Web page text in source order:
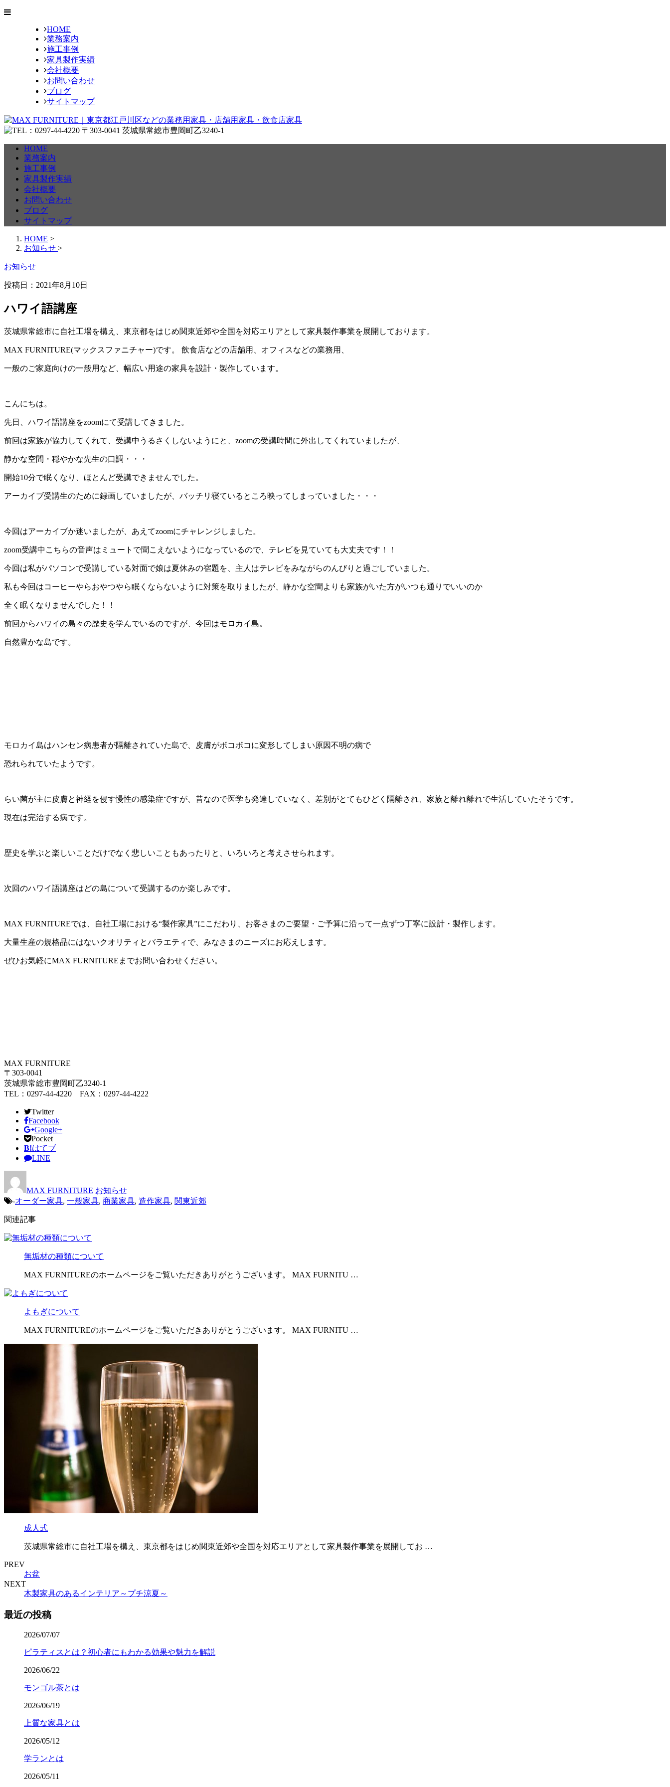
HOME
業務案内
施工事例
家具製作実績
会社概要
お問い合わせ
ブログ
サイトマップ
HOME
業務案内
施工事例
家具製作実績
会社概要
お問い合わせ
ブログ
サイトマップ
HOME >
お知らせ >
お知らせ
投稿日： 2021年8月10日
ハワイ語講座
茨城県常総市に自社工場を構え、東京都をはじめ関東近郊や全国を対応エリアとして家具製作事業を展開しております。
MAX FURNITURE(マックスファニチャー)です。 飲食店などの店舗用、オフィスなどの業務用、
一般のご家庭向けの一般用など、幅広い用途の家具を設計・製作しています。
こんにちは。
先日、ハワイ語講座をzoomにて受講してきました。
前回は家族が協力してくれて、受講中うるさくしないようにと、zoomの受講時間に外出してくれていましたが、
静かな空間・穏やかな先生の口調・・・
開始10分で眠くなり、ほとんど受講できませんでした。
アーカイブ受講生のために録画していましたが、バッチリ寝ているところ映ってしまっていました・・・
今回はアーカイブか迷いましたが、あえてzoomにチャレンジしました。
zoom受講中こちらの音声はミュートで聞こえないようになっているので、テレビを見ていても大丈夫です！！
今回は私がパソコンで受講している対面で娘は夏休みの宿題を、主人はテレビをみながらのんびりと過ごしていました。
私も今回はコーヒーやらおやつやら眠くならないように対策を取りましたが、静かな空間よりも家族がいた方がいつも通りでいいのか
全く眠くなりませんでした！！
前回からハワイの島々の歴史を学んでいるのですが、今回はモロカイ島。
自然豊かな島です。
モロカイ島はハンセン病患者が隔離されていた島で、皮膚がボコボコに変形してしまい原因不明の病で
恐れられていたようです。
らい菌が主に皮膚と神経を侵す慢性の感染症ですが、昔なので医学も発達していなく、差別がとてもひどく隔離され、家族と離れ離れで生活していたそうです。
現在は完治する病です。
歴史を学ぶと楽しいことだけでなく悲しいこともあったりと、いろいろと考えさせられます。
次回のハワイ語講座はどの島について受講するのか楽しみです。
MAX FURNITUREでは、自社工場における“製作家具”にこだわり、お客さまのご要望・ご予算に沿って一点ずつ丁寧に設計・製作します。
大量生産の規格品にはないクオリティとバラエティで、みなさまのニーズにお応えします。
ぜひお気軽にMAX FURNITUREまでお問い合わせください。
MAX FURNITURE
〒303-0041
茨城県常総市豊岡町乙3240-1
TEL：0297-44-4220 FAX：0297-44-4222
Twitter
Facebook
Google+
Pocket
B!はてブ
LINE
MAX FURNITURE お知らせ
-オーダー家具, 一般家具, 商業家具, 造作家具, 関東近郊
関連記事
無垢材の種類について
MAX FURNITUREのホームページをご覧いただきありがとうございます。 MAX FURNITU …
よもぎについて
MAX FURNITUREのホームページをご覧いただきありがとうございます。 MAX FURNITU …
成人式
茨城県常総市に自社工場を構え、東京都をはじめ関東近郊や全国を対応エリアとして家具製作事業を展開してお …
PREV
お盆
NEXT
木製家具のあるインテリア～プチ涼夏～
最近の投稿
2026/07/07
ピラティスとは？初心者にもわかる効果や魅力を解説
2026/06/22
モンゴル茶とは
2026/06/19
上質な家具とは
2026/05/12
学ランとは
2026/05/11